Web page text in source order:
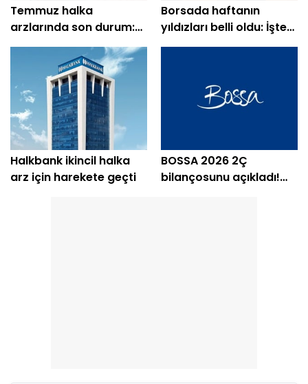
Temmuz halka
arzlarında son durum:
En çok kazandıran belli
Borsada haftanın
yıldızları belli oldu: İşte
en çok kazandıran
Halkbank ikincil halka
arz için harekete geçti
BOSSA 2026 2Ç
bilançosunu açıkladı!